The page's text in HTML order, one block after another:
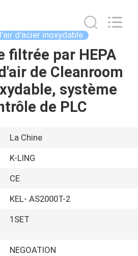
d'acier inoxydable
filtrée par HEPA
de Cleanroom
système
de PLC
La Chine
K-LING
CE
KEL- AS2000T-2
1SET
NEGOATION